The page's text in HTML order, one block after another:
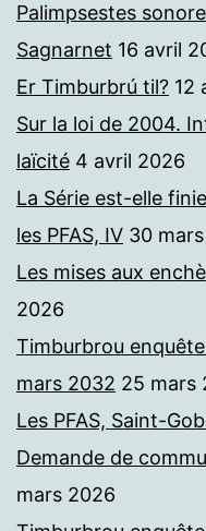
Palimpsestes
Sagnarnet 16 avril
Er Timburbrú til? 12
Sur la loi de 2004.
laïcité 4 avril 2026
La Série est-elle
les PFAS, IV 30
Les mises aux
2026
Timburbrou
mars 2032 25 mars
Les PFAS, Saint-
Demande de
mars 2026